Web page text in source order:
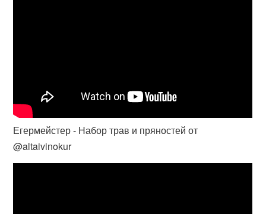
Егермейстер - Набор трав и пряностей от
@altaivinokur